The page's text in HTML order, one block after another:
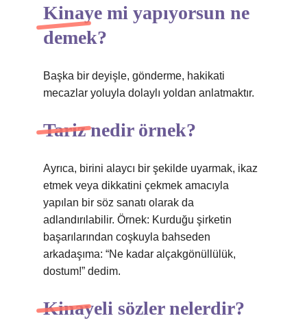
Kinaye mi yapıyorsun ne
demek?
Başka bir deyişle, gönderme, hakikati
mecazlar yoluyla dolaylı yoldan anlatmaktır.
Tariz nedir örnek?
Ayrıca, birini alaycı bir şekilde uyarmak, ikaz
etmek veya dikkatini çekmek amacıyla
yapılan bir söz sanatı olarak da
adlandırılabilir. Örnek: Kurduğu şirketin
başarılarından coşkuyla bahseden
arkadaşıma: “Ne kadar alçakgönüllülük,
dostum!” dedim.
Kinayeli sözler nelerdir?